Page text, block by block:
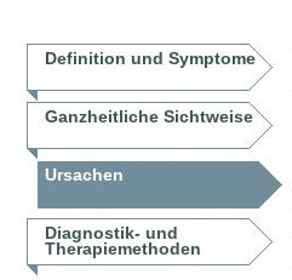
Definition und Symptome
Ganzheitliche Sichtweise
Ursachen
Diagnostik- und
Therapiemethoden